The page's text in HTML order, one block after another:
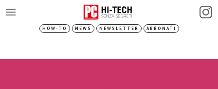
HOW-TO NEWS NEWSLETTER ABBONATI